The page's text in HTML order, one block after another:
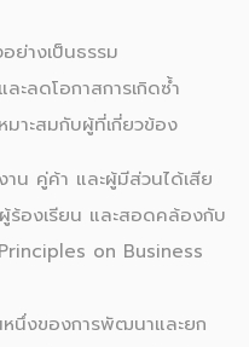
ย่างเป็นธรรม
ะลดโอกาสการเกิดซ้ำ
มาะสมกับผู้ที่เกี่ยวข้อง
น คู่ค้า และผู้มีส่วนได้เสีย
องเรียน และสอดคล้องกับ
on Business
หนึ่งของการพัฒนาและยก